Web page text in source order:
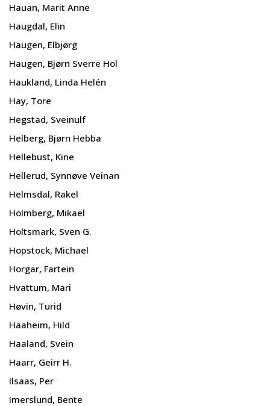
Hauan, Marit Anne
Haugdal, Elin
Haugen, Elbjørg
Haugen, Bjørn Sverre Hol
Haukland, Linda Helén
Hay, Tore
Hegstad, Sveinulf
Helberg, Bjørn Hebba
Hellebust, Kine
Hellerud, Synnøve Veinan
Helmsdal, Rakel
Holmberg, Mikael
Holtsmark, Sven G.
Hopstock, Michael
Horgar, Fartein
Hvattum, Mari
Høvin, Turid
Haaheim, Hild
Haaland, Svein
Haarr, Geirr H.
Ilsaas, Per
Imerslund, Bente